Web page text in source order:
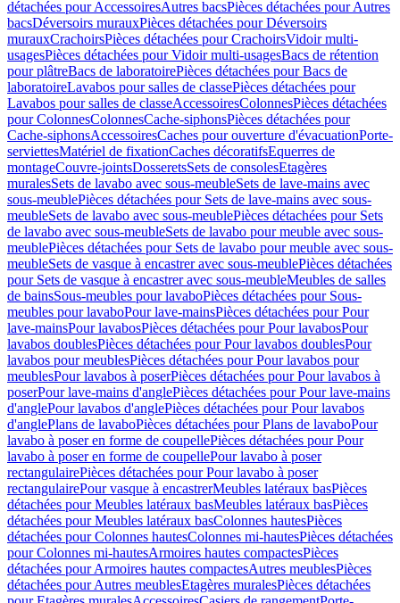
détachées pour AccessoiresAutres bacsPièces détachées pour Autres
bacsDéversoirs murauxPièces détachées pour Déversoirs
murauxCrachoirsPièces détachées pour CrachoirsVidoir multi-
usagesPièces détachées pour Vidoir multi-usagesBacs de rétention
pour plâtreBacs de laboratoirePièces détachées pour Bacs de
laboratoireLavabos pour salles de classePièces détachées pour
Lavabos pour salles de classeAccessoiresColonnesPièces détachées
pour ColonnesColonnesCache-siphonsPièces détachées pour
Cache-siphonsAccessoiresCaches pour ouverture d'évacuationPorte-
serviettesMatériel de fixationCaches décoratifsEquerres de
montageCouvre-jointsDosseretsSets de consolesEtagères
muralesSets de lavabo avec sous-meubleSets de lave-mains avec
sous-meublePièces détachées pour Sets de lave-mains avec sous-
meubleSets de lavabo avec sous-meublePièces détachées pour Sets
de lavabo avec sous-meubleSets de lavabo pour meuble avec sous-
meublePièces détachées pour Sets de lavabo pour meuble avec sous-
meubleSets de vasque à encastrer avec sous-meublePièces détachées
pour Sets de vasque à encastrer avec sous-meubleMeubles de salles
de bainsSous-meubles pour lavaboPièces détachées pour Sous-
meubles pour lavaboPour lave-mainsPièces détachées pour Pour
lave-mainsPour lavabosPièces détachées pour Pour lavabosPour
lavabos doublesPièces détachées pour Pour lavabos doublesPour
lavabos pour meublesPièces détachées pour Pour lavabos pour
meublesPour lavabos à poserPièces détachées pour Pour lavabos à
poserPour lave-mains d'anglePièces détachées pour Pour lave-mains
d'anglePour lavabos d'anglePièces détachées pour Pour lavabos
d'anglePlans de lavaboPièces détachées pour Plans de lavaboPour
lavabo à poser en forme de coupellePièces détachées pour Pour
lavabo à poser en forme de coupellePour lavabo à poser
rectangulairePièces détachées pour Pour lavabo à poser
rectangulairePour vasque à encastrerMeubles latéraux basPièces
détachées pour Meubles latéraux basMeubles latéraux basPièces
détachées pour Meubles latéraux basColonnes hautesPièces
détachées pour Colonnes hautesColonnes mi-hautesPièces détachées
pour Colonnes mi-hautesArmoires hautes compactesPièces
détachées pour Armoires hautes compactesAutres meublesPièces
détachées pour Autres meublesEtagères muralesPièces détachées